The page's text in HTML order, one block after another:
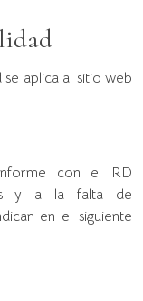
aplica al sitio web
con el RD
y a la falta de
en el siguiente